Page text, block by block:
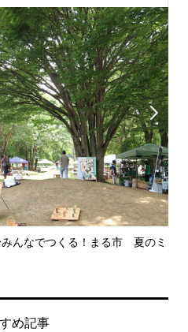
んなでつくる！まる市 夏のミ

め記事